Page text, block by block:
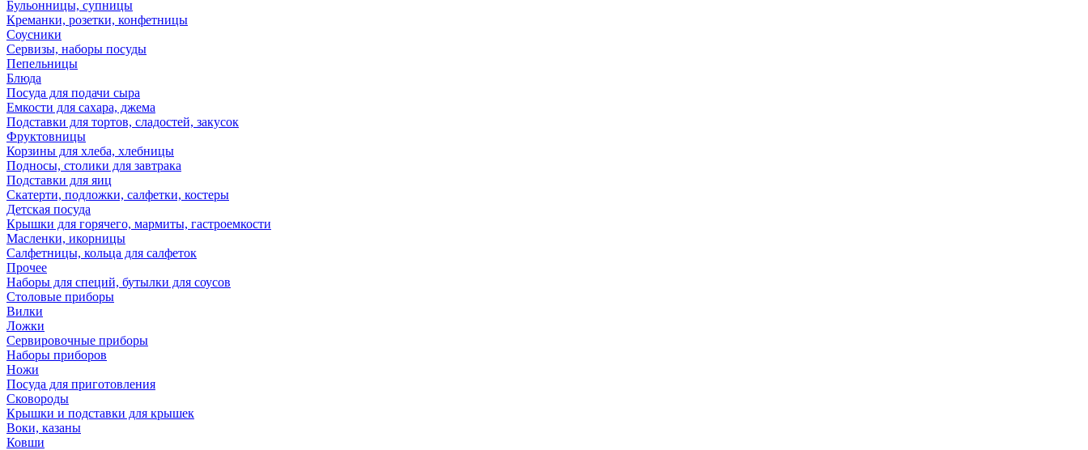
Бульонницы, супницы
Креманки, розетки, конфетницы
Соусники
Сервизы, наборы посуды
Пепельницы
Блюда
Посуда для подачи сыра
Емкости для сахара, джема
Подставки для тортов, сладостей, закусок
Фруктовницы
Корзины для хлеба, хлебницы
Подносы, столики для завтрака
Подставки для яиц
Скатерти, подложки, салфетки, костеры
Детская посуда
Крышки для горячего, мармиты, гастроемкости
Масленки, икорницы
Салфетницы, кольца для салфеток
Прочее
Наборы для специй, бутылки для соусов
Столовые приборы
Вилки
Ложки
Сервировочные приборы
Наборы приборов
Ножи
Посуда для приготовления
Сковороды
Крышки и подставки для крышек
Воки, казаны
Ковши